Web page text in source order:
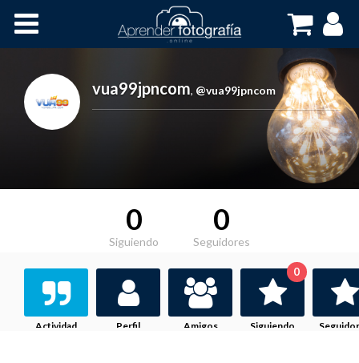
Cursos OnLine
vua99jpncom, @vua99jpncom
0
Siguiendo
0
Seguidores
Actividad Perfil Amigos Siguiendo
0